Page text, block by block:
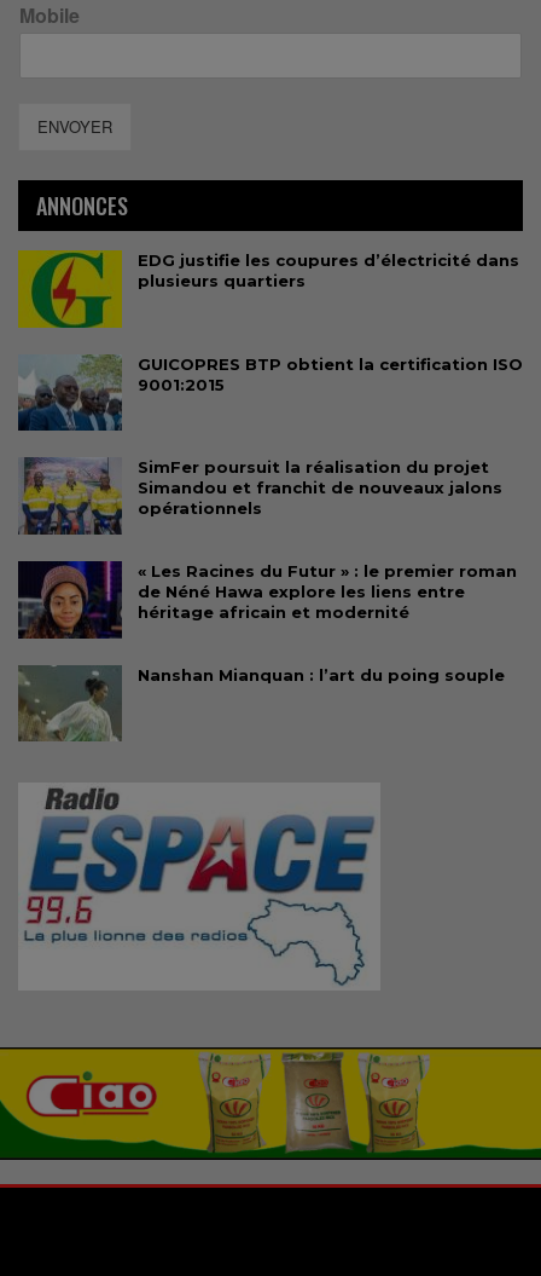
Mobile
ENVOYER
ANNONCES
EDG justifie les coupures d’électricité dans
plusieurs quartiers
GUICOPRES BTP obtient la certification ISO
9001:2015
SimFer poursuit la réalisation du projet
Simandou et franchit de nouveaux jalons
opérationnels
« Les Racines du Futur » : le premier roman
de Néné Hawa explore les liens entre
héritage africain et modernité
Nanshan Mianquan : l’art du poing souple